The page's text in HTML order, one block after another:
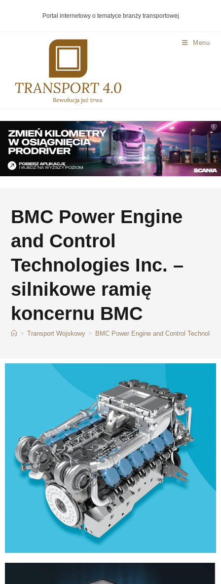
Portal internetowy o tematyce branży transportowej
Menu
BMC Power Engine
and Control
Technologies Inc. –
silnikowe ramię
koncernu BMC
> Transport Wojskowy > BMC Power Engine and Control